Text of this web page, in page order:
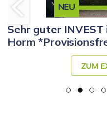
NEU
Sehr guter
Horm
ZUM